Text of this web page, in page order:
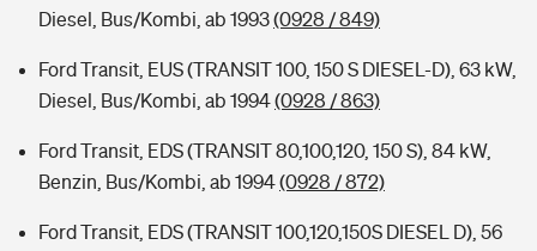
Diesel, Bus/Kombi, ab 1993(0928 / 849)
Ford Transit, EUS (TRANSIT 100, 150 S DIESEL-D), 63 kW,
Diesel, Bus/Kombi, ab 1994(0928 / 863)
Ford Transit, EDS (TRANSIT 80,100,120, 150 S), 84 kW,
Benzin, Bus/Kombi, ab 1994(0928 / 872)
Ford Transit, EDS (TRANSIT 100,120,150S DIESEL D), 56